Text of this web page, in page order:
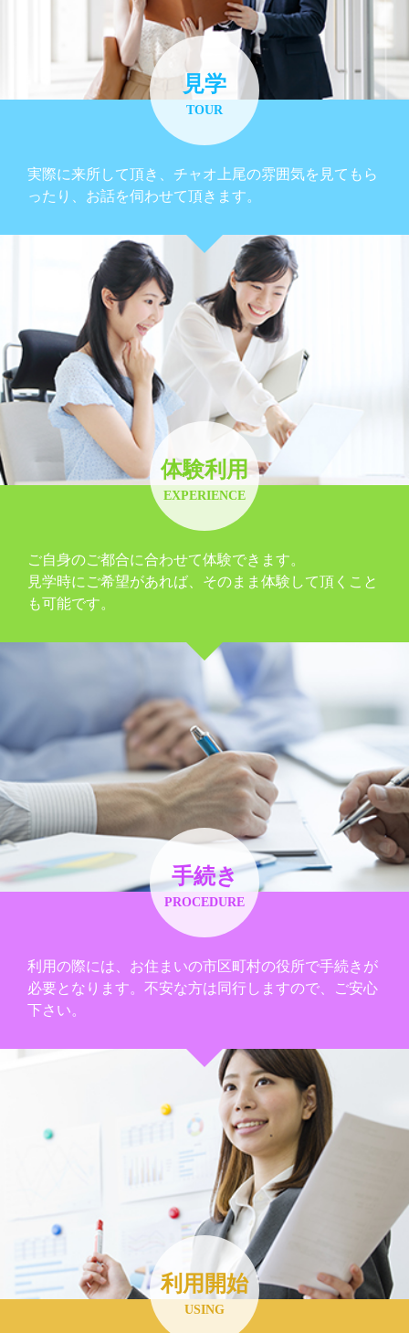
見学
TOUR
実際に来所して頂き、チャオ上尾の雰囲気を見てもら
ったり、お話を伺わせて頂きます。
体験利用
EXPERIENCE
ご自身のご都合に合わせて体験できます。
見学時にご希望があれば、そのまま体験して頂くこと
も可能です。
手続き
PROCEDURE
利用の際には、お住まいの市区町村の役所で手続きが
必要となります。不安な方は同行しますので、ご安心
下さい。
利用開始
USING